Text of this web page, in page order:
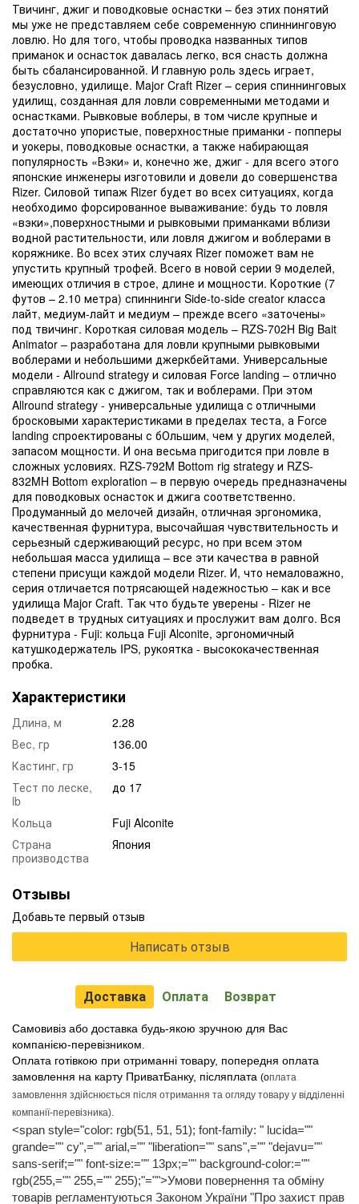
Твичинг, джиг и поводковые оснастки – без этих понятий
мы уже не представляем себе современную спиннинговую
ловлю. Но для того, чтобы проводка названных типов
приманок и оснасток давалась легко, вся снасть должна
быть сбалансированной. И главную роль здесь играет,
безусловно, удилище. Major Craft Rizer – серия спиннинговых
удилищ, созданная для ловли современными методами и
оснастками. Рывковые воблеры, в том числе крупные и
достаточно упористые, поверхностные приманки - попперы
и уокеры, поводковые оснастки, а также набирающая
популярность «Вэки» и, конечно же, джиг - для всего этого
японские инженеры изготовили и довели до совершенства
Rizer. Силовой типаж Rizer будет во всех ситуациях, когда
необходимо форсированное вываживание: будь то ловля
«вэки»,поверхностными и рывковыми приманками вблизи
водной растительности, или ловля джигом и воблерами в
коряжнике. Во всех этих случаях Rizer поможет вам не
упустить крупный трофей. Всего в новой серии 9 моделей,
имеющих отличия в строе, длине и мощности. Короткие (7
футов – 2.10 метра) спиннинги Side-to-side creator класса
лайт, медиум-лайт и медиум – прежде всего «заточены»
под твичинг. Короткая силовая модель – RZS-702H Big Bait
Animator – разработана для ловли крупными рывковыми
воблерами и небольшими джеркбейтами. Универсальные
модели - Allround strategy и силовая Force landing – отлично
справляются как с джигом, так и воблерами. При этом
Allround strategy - универсальные удилища c отличными
бросковыми характеристиками в пределах теста, а Force
landing спроектированы с бОльшим, чем у других моделей,
запасом мощности. И она весьма пригодится при ловле в
сложных условиях. RZS-792M Bottom rig strategy и RZS-
832MH Bottom exploration – в первую очередь предназначены
для поводковых оснасток и джига соответственно.
Продуманный до мелочей дизайн, отличная эргономика,
качественная фурнитура, высочайшая чувствительность и
серьезный сдерживающий ресурс, но при всем этом
небольшая масса удилища – все эти качества в равной
степени присущи каждой модели Rizer. И, что немаловажно,
серия отличается потрясающей надежностью – как и все
удилища Major Craft. Так что будьте уверены - Rizer не
подведет в трудных ситуациях и прослужит вам долго. Вся
фурнитура - Fuji: кольца Fuji Alconite, эргономичный
катушкодержатель IPS, рукоятка - высококачественная
пробка.
Характеристики
Длина, м
2.28
Вес, гр
136.00
Кастинг, гр
3-15
Тест по леске,
lb
до 17
Кольца
Fuji Alconite
Страна
производства
Япония
Отзывы
Добавьте первый отзыв
Написать отзыв
Доставка Оплата Возврат
Самовивіз або доставка будь-якою зручною для Вас
компанією-перевізником.
Оплата готівкою при отриманні товару, попередня оплата
замовлення на карту ПриватБанку, післяплата (оплата
замовлення здійснюється після отримання та огляду товару у відділенні
компанії-перевізника).
<span style="color: rgb(51, 51, 51); font-family: " lucida=""
grande="" cy",="" arial,="" "liberation="" sans",="" "dejavu=""
sans-serif;="" font-size:="" 13px;="" background-color:=""
rgb(255,="" 255,="" 255);"="">Умови повернення та обміну
товарів регламентуються Законом України "Про захист прав